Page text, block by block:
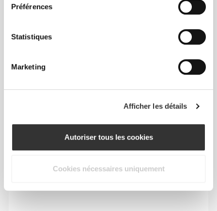
Préférences
Statistiques
Marketing
Afficher les détails
Autoriser tous les cookies
Cookies nécessaires uniquement
Liberté de mouvement et confort au quotidien,